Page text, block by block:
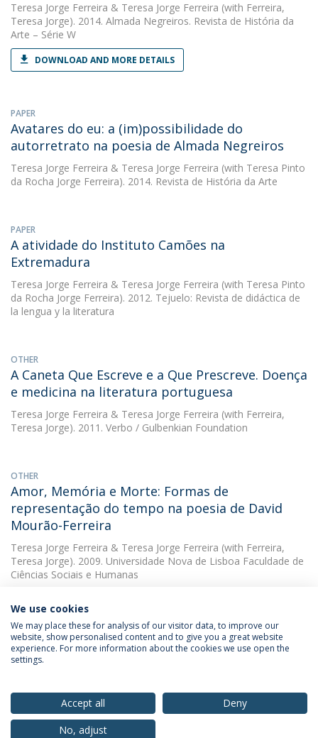
Teresa Jorge Ferreira & Teresa Jorge Ferreira (with Ferreira,
Teresa Jorge). 2014. Almada Negreiros. Revista de História da
Arte – Série W
DOWNLOAD AND MORE DETAILS
PAPER
Avatares do eu: a (im)possibilidade do
autorretrato na poesia de Almada Negreiros
Teresa Jorge Ferreira & Teresa Jorge Ferreira (with Teresa Pinto
da Rocha Jorge Ferreira). 2014. Revista de História da Arte
PAPER
A atividade do Instituto Camões na
Extremadura
Teresa Jorge Ferreira & Teresa Jorge Ferreira (with Teresa Pinto
da Rocha Jorge Ferreira). 2012. Tejuelo: Revista de didáctica de
la lengua y la literatura
OTHER
A Caneta Que Escreve e a Que Prescreve. Doença
e medicina na literatura portuguesa
Teresa Jorge Ferreira & Teresa Jorge Ferreira (with Ferreira,
Teresa Jorge). 2011. Verbo / Gulbenkian Foundation
OTHER
Amor, Memória e Morte: Formas de
representação do tempo na poesia de David
Mourão-Ferreira
Teresa Jorge Ferreira & Teresa Jorge Ferreira (with Ferreira,
Teresa Jorge). 2009. Universidade Nova de Lisboa Faculdade de
Ciências Sociais e Humanas
Privacy Policy
We use cookies
We may place these for analysis of our visitor data, to improve our
website, show personalised content and to give you a great website
experience. For more information about the cookies we use open the
settings.
Accept all
Deny
No, adjust